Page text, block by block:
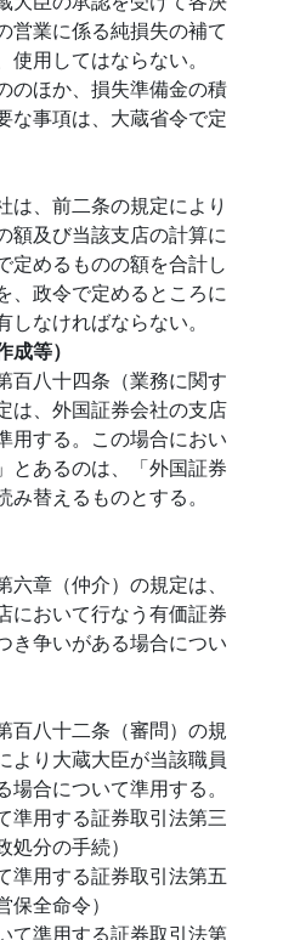
営業に係る純損失の補て
用してはならない。
のほか、損失準備金の積
な事項は、大蔵省令で定
は、前二条の規定により
額及び当該支店の計算に
定めるものの額を合計し
、政令で定めるところに
なければならない。
成等）
百八十四条（業務に関す
は、外国証券会社の支店
用する。この場合におい
とあるのは、「外国証券
替えるものとする。
六章（仲介）の規定は、
において行なう有価証券
き争いがある場合につい
百八十二条（審問）の規
より大蔵大臣が当該職員
合について準用する。
準用する証券取引法第三
分の手続）
準用する証券取引法第五
全命令）
て準用する証券取引法第